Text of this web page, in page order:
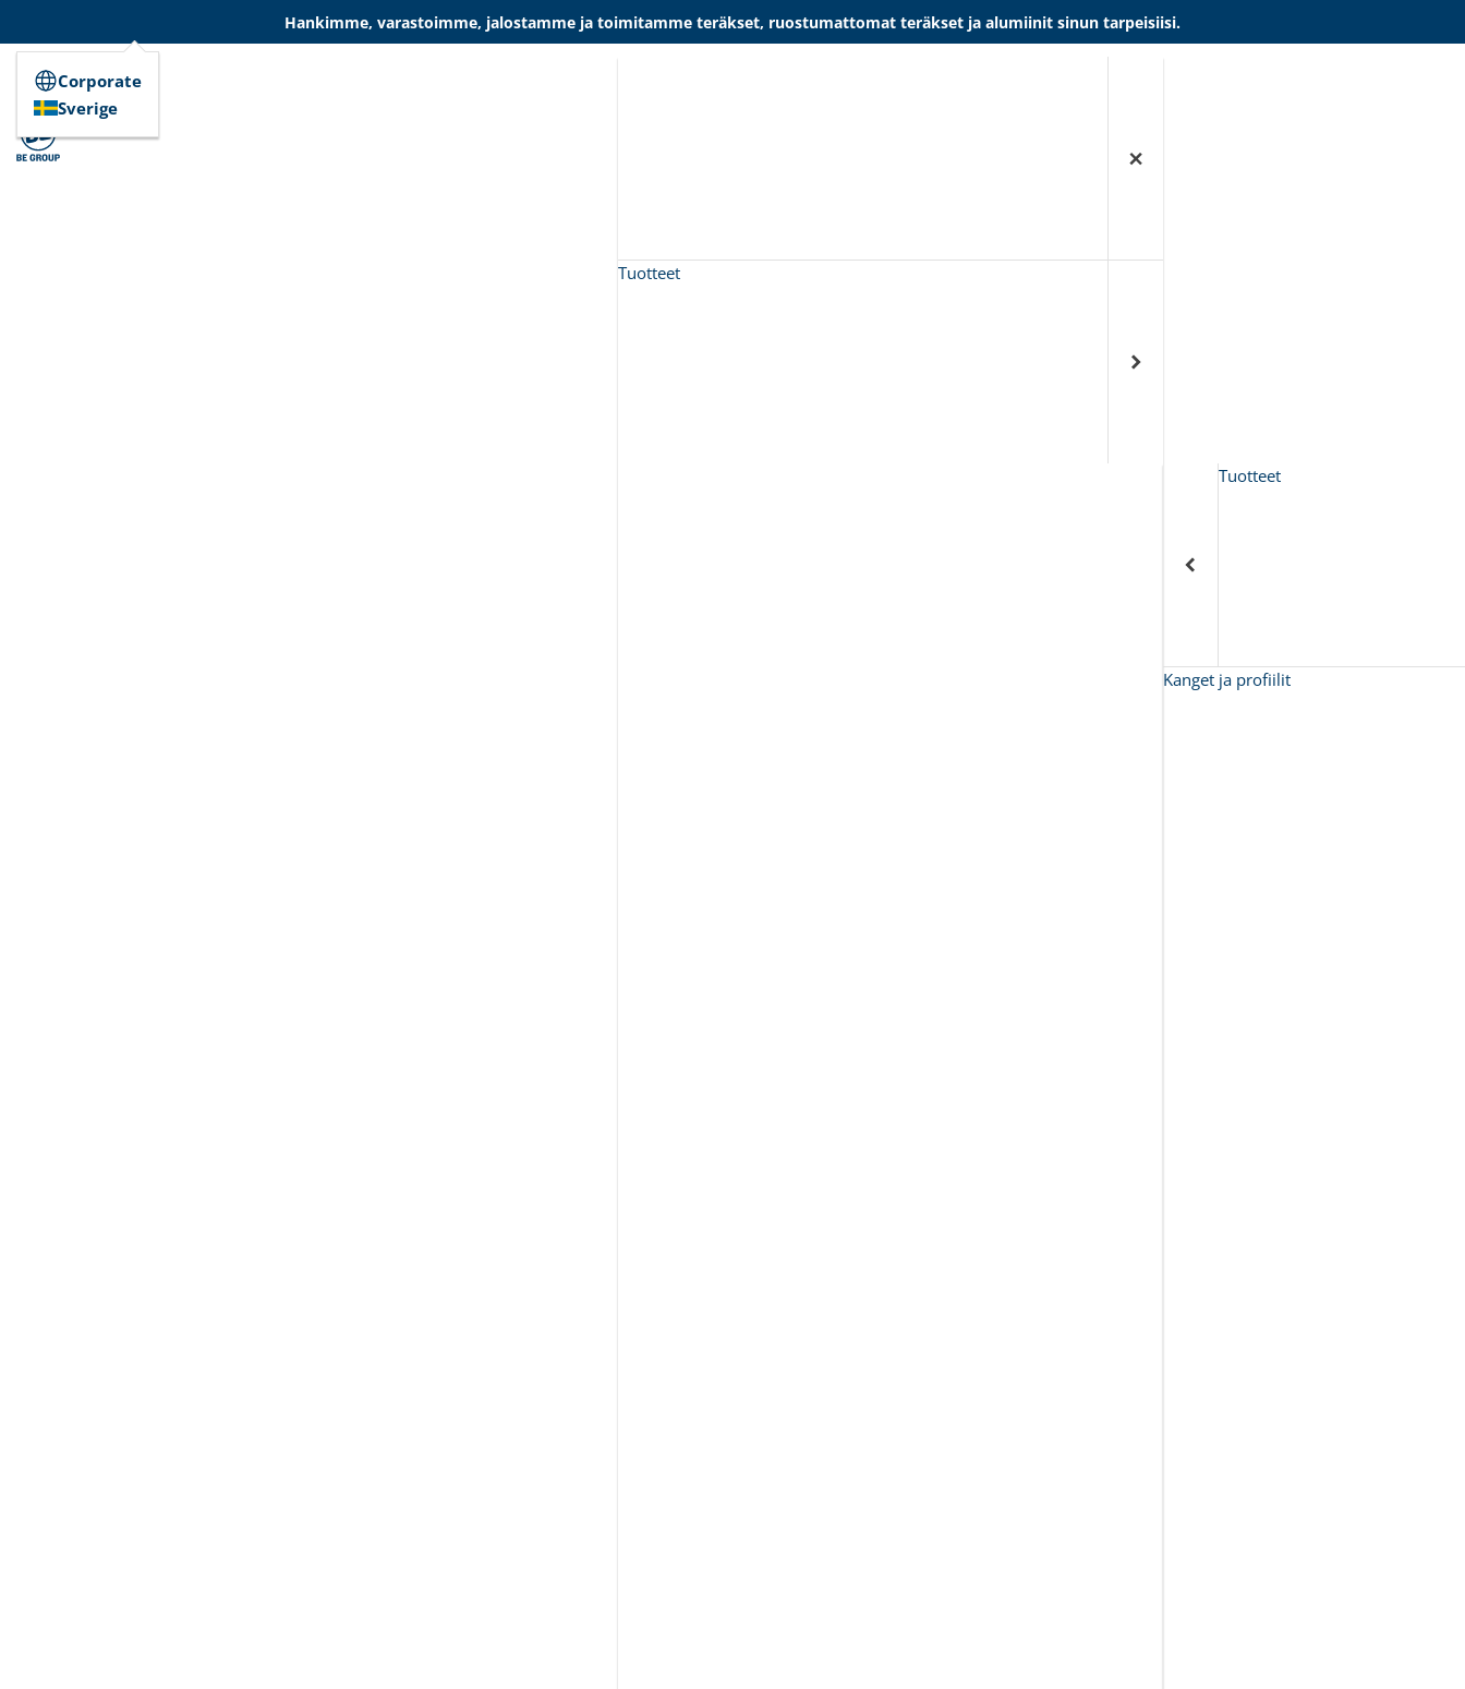
Hankimme, varastoimme, jalostamme ja toimitamme teräkset, ruostumattomat teräkset ja alumiinit sinun tarpeisiisi.
Tuotteet
Tuotteet
Kanget ja profiilit
Corporate
Sverige